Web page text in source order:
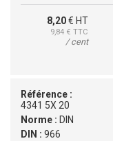
8,20€ HT
9,84 € TTC
/ cent
Référence :
4341 5X 20
Norme : DIN
DIN : 966